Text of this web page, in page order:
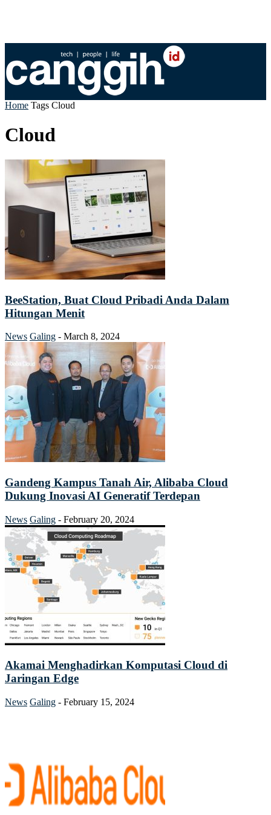
Home Tags Cloud
Cloud
BeeStation, Buat Cloud Pribadi Anda Dalam
Hitungan Menit
News Galing - March 8, 2024
Gandeng Kampus Tanah Air, Alibaba Cloud
Dukung Inovasi AI Generatif Terdepan
News Galing - February 20, 2024
Akamai Menghadirkan Komputasi Cloud di
Jaringan Edge
News Galing - February 15, 2024